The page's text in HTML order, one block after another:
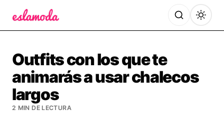
Outfits con los que te
animarás a usar chalecos
largos
2 MIN DE LECTURA